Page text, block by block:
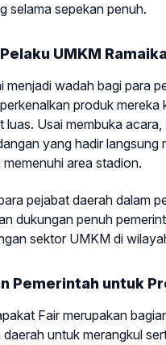
selama sepekan penuh.
UMKM
menjadi wadah bagi para
produk mereka
luas. Usai membuka
yang hadir langsung
area stadion.
pejabat daerah dalam
dukungan penuh
sektor UMKM di
Pemerintah untuk
Fair merupakan
daerah untuk merangkul